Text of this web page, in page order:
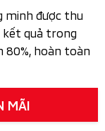
minh được thu
kết quả trong
80%, hoàn toàn
MÃI